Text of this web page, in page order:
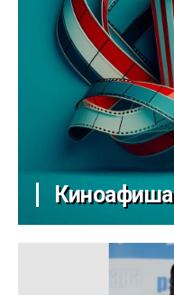
Киноафиша